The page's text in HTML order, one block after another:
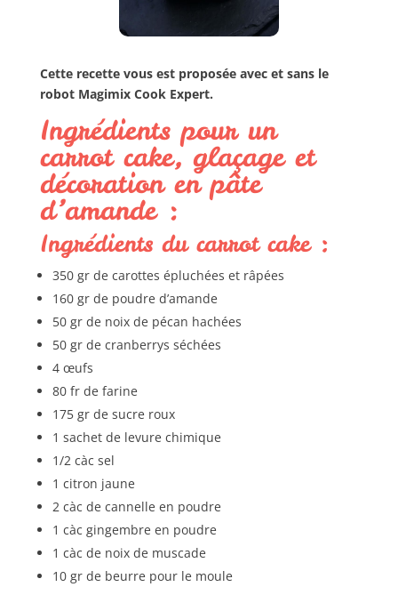
Cette recette vous est proposée avec et sans le
robot Magimix Cook Expert.
Ingrédients pour un
carrot cake, glaçage et
décoration en pâte
d’amande :
Ingrédients du carrot cake :
350 gr de carottes épluchées et râpées
160 gr de poudre d’amande
50 gr de noix de pécan hachées
50 gr de cranberrys séchées
4 œufs
80 fr de farine
175 gr de sucre roux
1 sachet de levure chimique
1/2 càc sel
1 citron jaune
2 càc de cannelle en poudre
1 càc gingembre en poudre
1 càc de noix de muscade
10 gr de beurre pour le moule